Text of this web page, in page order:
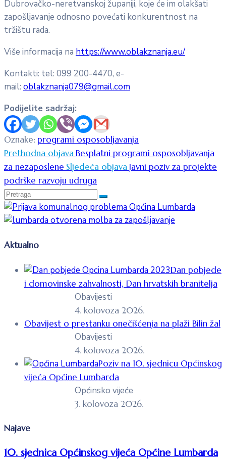
Dubrovačko-neretvanskoj županiji, koje će im olakšati
zapošljavanje odnosno povećati konkurentnost na
tržištu rada.
Više informacija na https://www.oblakznanja.eu/
Kontakti: tel: 099 200-4470, e-
mail: oblakznanja079@gmail.com
Podijelite sadržaj:
Oznake: programi osposobljavanja
Prethodna objavaBesplatni programi osposobljavanja
za nezaposlene Sljedeća objavaJavni poziv za projekte
podrške razvoju udruga
Aktualno
Dan pobjede
i domovinske zahvalnosti, Dan hrvatskih branitelja
Obavijesti
4. kolovoza 2026.
Obavijest o prestanku onečišćenja na plaži Bilin žal
Obavijesti
4. kolovoza 2026.
Poziv na 10. sjednicu Općinskog
vijeća Općine Lumbarda
Općinsko vijeće
3. kolovoza 2026.
Najave
10. sjednica Općinskog vijeća Općine Lumbarda